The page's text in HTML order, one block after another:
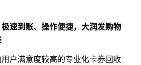
速到账、操作便捷，大润发购物
户满意度较高的专业化卡券回收